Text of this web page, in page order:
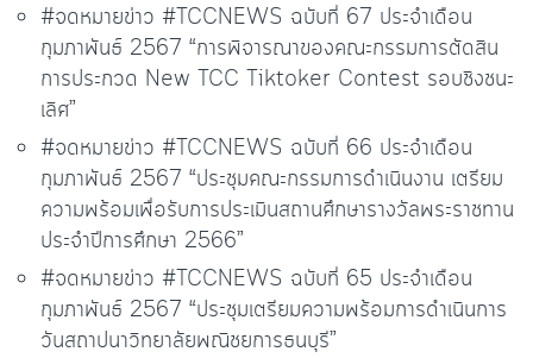
#จดหมายข่าว #TCCNEWS ฉบับที่ 67 ประจำเดือน
กุมภาพันธ์ 2567 “การพิจารณาของคณะกรรมการตัดสิน
การประกวด New TCC Tiktoker Contest รอบชิงชนะ
เลิศ”
#จดหมายข่าว #TCCNEWS ฉบับที่ 66 ประจำเดือน
กุมภาพันธ์ 2567 “ประชุมคณะกรรมการดำเนินงาน เตรียม
ความพร้อมเพื่อรับการประเมินสถานศึกษารางวัลพระราชทาน
ประจำปีการศึกษา 2566”
#จดหมายข่าว #TCCNEWS ฉบับที่ 65 ประจำเดือน
กุมภาพันธ์ 2567 “ประชุมเตรียมความพร้อมการดำเนินการ
วันสถาปนาวิทยาลัยพณิชยการธนบุรี”